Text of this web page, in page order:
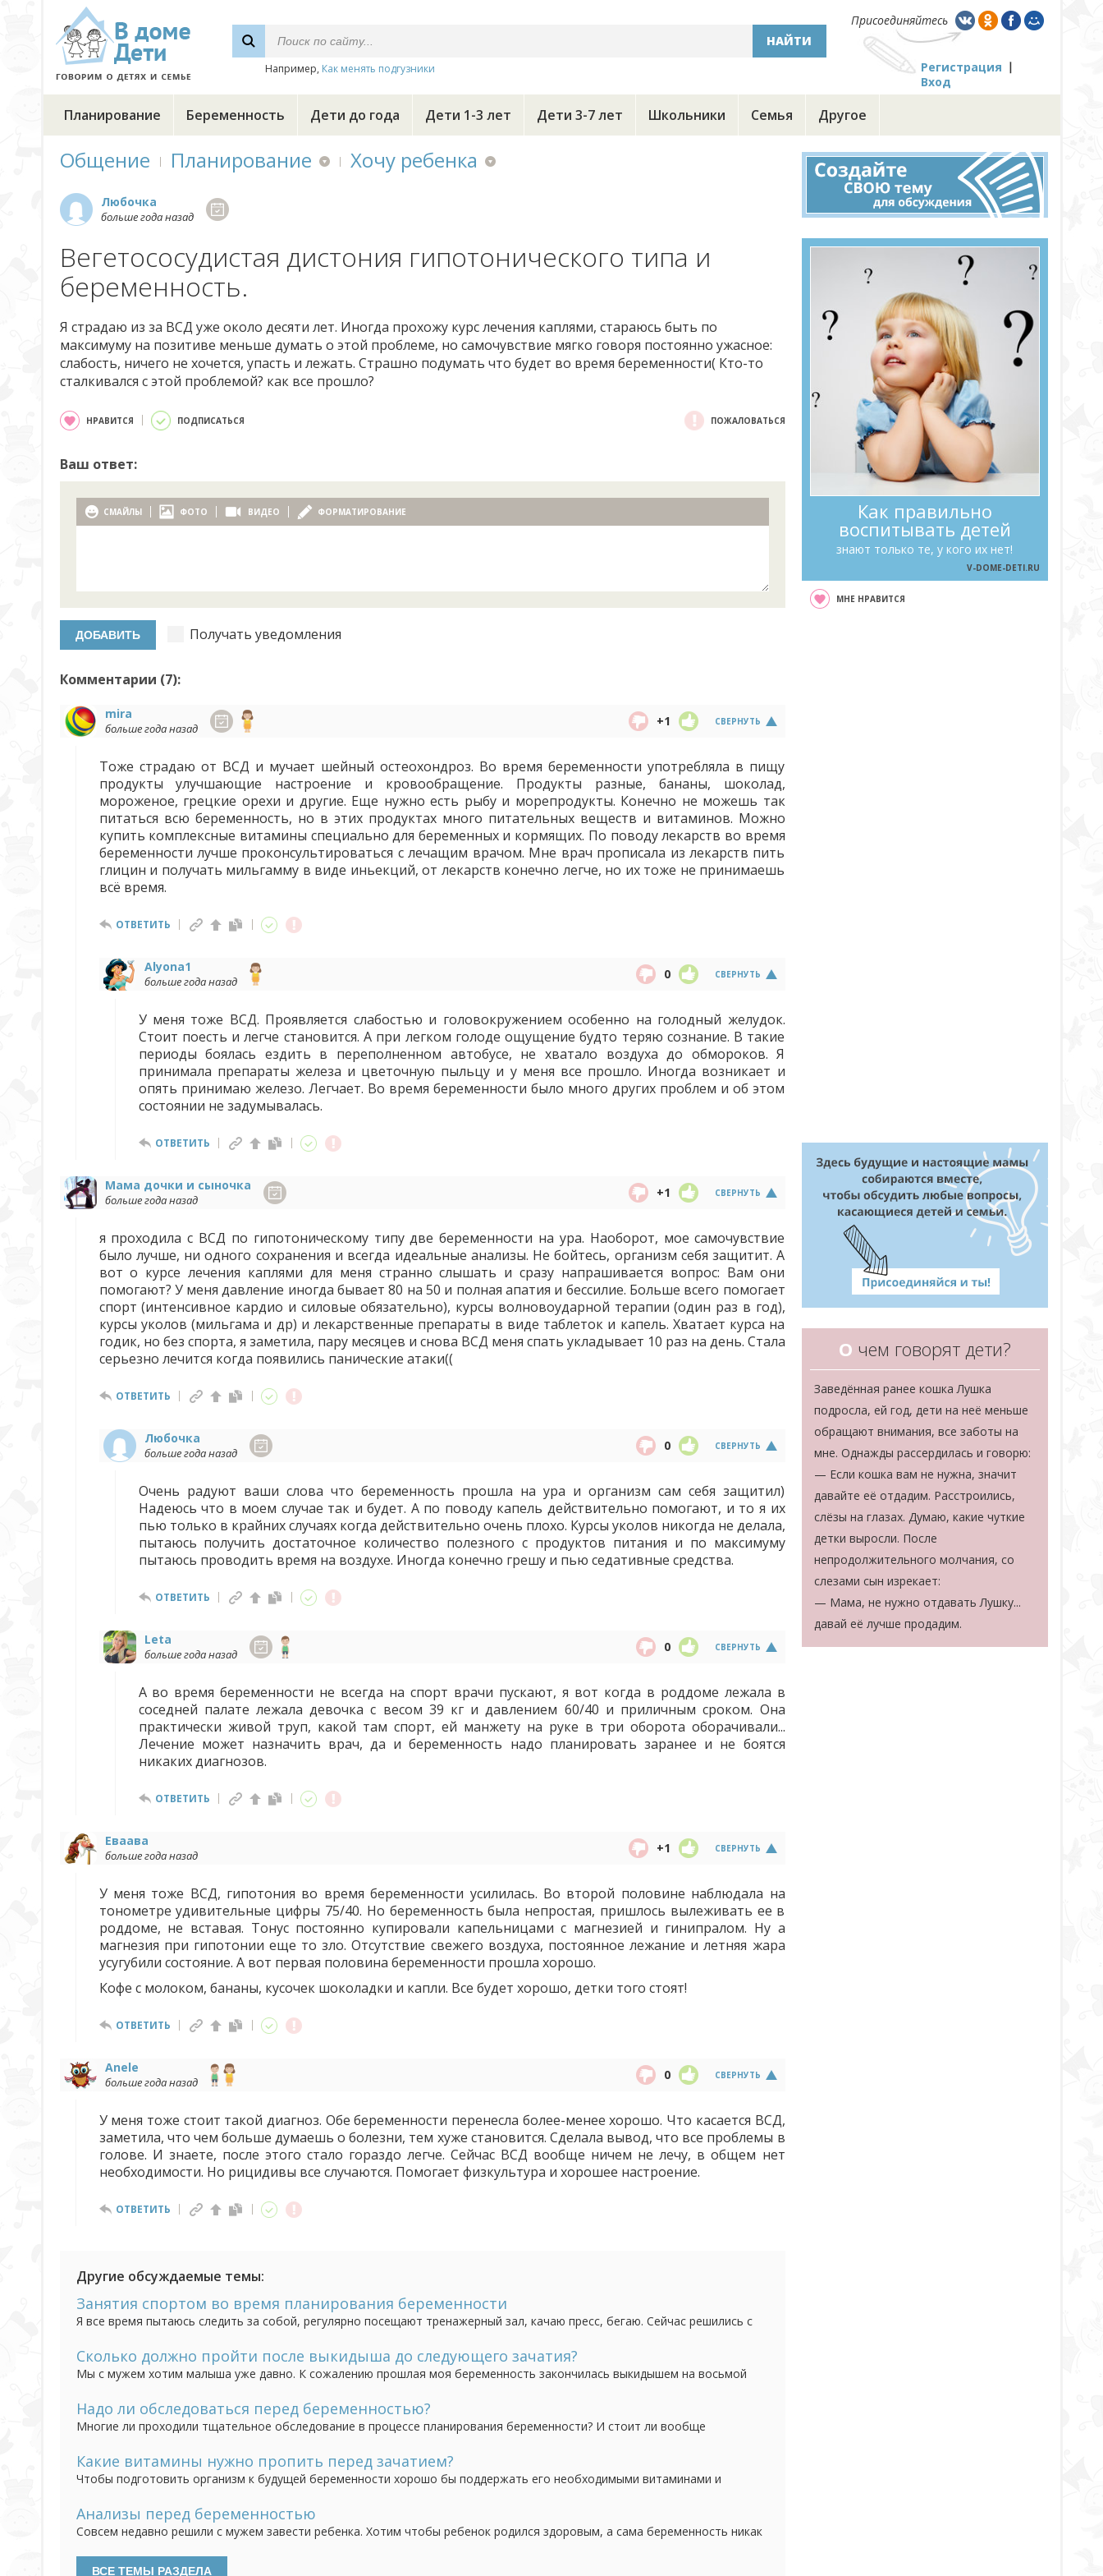
НАЙТИ
Например, Как менять подгузники
Присоединяйтесь
Регистрация
Вход
Планирование Беременность Дети до года Дети 1-3 лет Дети 3-7 лет Школьники Семья Другое
Общение Планирование Хочу ребенка
Любочка
больше года назад
Вегетососудистая дистония гипотонического типа и
беременность.
Я страдаю из за ВСД уже около десяти лет. Иногда прохожу курс лечения каплями, стараюсь быть по
максимуму на позитиве меньше думать о этой проблеме, но самочувствие мягко говоря постоянно ужасное:
слабость, ничего не хочется, упасть и лежать. Страшно подумать что будет во время беременности( Кто-то
сталкивался с этой проблемой? как все прошло?
НРАВИТСЯ ПОДПИСАТЬСЯ ПОЖАЛОВАТЬСЯ
Ваш ответ:
СМАЙЛЫ ФОТО ВИДЕО ФОРМАТИРОВАНИЕ
Получать уведомления
Комментарии (7):
mira
больше года назад СВЕРНУТЬ
+1
Тоже страдаю от ВСД и мучает шейный остеохондроз. Во время беременности употребляла в пищу
продукты улучшающие настроение и кровообращение. Продукты разные, бананы, шоколад,
мороженое, грецкие орехи и другие. Еще нужно есть рыбу и морепродукты. Конечно не можешь так
питаться всю беременность, но в этих продуктах много питательных веществ и витаминов. Можно
купить комплексные витамины специально для беременных и кормящих. По поводу лекарств во время
беременности лучше проконсультироваться с лечащим врачом. Мне врач прописала из лекарств пить
глицин и получать мильгамму в виде иньекций, от лекарств конечно легче, но их тоже не принимаешь
всё время.
ОТВЕТИТЬ
Alyona1
больше года назад СВЕРНУТЬ
0
У меня тоже ВСД. Проявляется слабостью и головокружением особенно на голодный желудок.
Стоит поесть и легче становится. А при легком голоде ощущение будто теряю сознание. В такие
периоды боялась ездить в переполненном автобусе, не хватало воздуха до обмороков. Я
принимала препараты железа и цветочную пыльцу и у меня все прошло. Иногда возникает и
опять принимаю железо. Легчает. Во время беременности было много других проблем и об этом
состоянии не задумывалась.
ОТВЕТИТЬ
Мама дочки и сыночка
больше года назад СВЕРНУТЬ
+1
я проходила с ВСД по гипотоническому типу две беременности на ура. Наоборот, мое самочувствие
было лучше, ни одного сохранения и всегда идеальные анализы. Не бойтесь, организм себя защитит. А
вот о курсе лечения каплями для меня странно слышать и сразу напрашивается вопрос: Вам они
помогают? У меня давление иногда бывает 80 на 50 и полная апатия и бессилие. Больше всего помогает
спорт (интенсивное кардио и силовые обязательно), курсы волновоударной терапии (один раз в год),
курсы уколов (мильгама и др) и лекарственные препараты в виде таблеток и капель. Хватает курса на
годик, но без спорта, я заметила, пару месяцев и снова ВСД меня спать укладывает 10 раз на день. Стала
серьезно лечится когда появились панические атаки((
ОТВЕТИТЬ
Любочка
больше года назад СВЕРНУТЬ
0
Очень радуют ваши слова что беременность прошла на ура и организм сам себя защитил)
Надеюсь что в моем случае так и будет. А по поводу капель действительно помогают, и то я их
пью только в крайних случаях когда действительно очень плохо. Курсы уколов никогда не делала,
пытаюсь получить достаточное количество полезного с продуктов питания и по максимуму
пытаюсь проводить время на воздухе. Иногда конечно грешу и пью седативные средства.
ОТВЕТИТЬ
Leta
больше года назад СВЕРНУТЬ
0
А во время беременности не всегда на спорт врачи пускают, я вот когда в роддоме лежала в
соседней палате лежала девочка с весом 39 кг и давлением 60/40 и приличным сроком. Она
практически живой труп, какой там спорт, ей манжету на руке в три оборота оборачивали...
Лечение может назначить врач, да и беременность надо планировать заранее и не боятся
никаких диагнозов.
ОТВЕТИТЬ
Еваава
больше года назад СВЕРНУТЬ
+1
У меня тоже ВСД, гипотония во время беременности усилилась. Во второй половине наблюдала на
тонометре удивительные цифры 75/40. Но беременность была непростая, пришлось вылеживать ее в
роддоме, не вставая. Тонус постоянно купировали капельницами с магнезией и гинипралом. Ну а
магнезия при гипотонии еще то зло. Отсутствие свежего воздуха, постоянное лежание и летняя жара
усугубили состояние. А вот первая половина беременности прошла хорошо.
Кофе с молоком, бананы, кусочек шоколадки и капли. Все будет хорошо, детки того стоят!
ОТВЕТИТЬ
Anele
больше года назад СВЕРНУТЬ
0
У меня тоже стоит такой диагноз. Обе беременности перенесла более-менее хорошо. Что касается ВСД,
заметила, что чем больше думаешь о болезни, тем хуже становится. Сделала вывод, что все проблемы в
голове. И знаете, после этого стало гораздо легче. Сейчас ВСД вообще ничем не лечу, в общем нет
необходимости. Но рицидивы все случаются. Помогает физкультура и хорошее настроение.
ОТВЕТИТЬ
Другие обсуждаемые темы:
Занятия спортом во время планирования беременности
Я все время пытаюсь следить за собой, регулярно посещают тренажерный зал, качаю пресс, бегаю. Сейчас решились с
плоду еще до того как я узнаю, что я беременна?
Сколько должно пройти после выкидыша до следующего зачатия?
Мы с мужем хотим малыша уже давно. К сожалению прошлая моя беременность закончилась выкидышем на восьмой
Надо ли обследоваться перед беременностью?
Многие ли проходили тщательное обследование в процессе планирования беременности? И стоит ли вообще
с зачатием. С одной стороны, можно подстраховаться. Но с другой, тысячи пар заводят деток без...
Какие витамины нужно пропить перед зачатием?
Чтобы подготовить организм к будущей беременности хорошо бы поддержать его необходимыми витаминами и
кормящих, но не видела комплексов для планирующих беременность. Такие комплексы бывают вообще?
Анализы перед беременностью
Совсем недавно решили с мужем завести ребенка. Хотим чтобы ребенок родился здоровым, а сама беременность никак
родителями здорового и целого малыша? И также можно ли их делать в обычных поликлиниках, или...
Как правильно
воспитывать детей
знают только те, у кого их нет!
V-DOME-DETI.RU
МНЕ НРАВИТСЯ
О чем говорят дети?
Заведённая ранее кошка Лушка
подросла, ей год, дети на неё меньше
обращают внимания, все заботы на
мне. Однажды рассердилась и говорю:
— Если кошка вам не нужна, значит
давайте её отдадим. Расстроились,
слёзы на глазах. Думаю, какие чуткие
детки выросли. После
непродолжительного молчания, со
слезами сын изрекает:
— Мама, не нужно отдавать Лушку...
давай её лучше продадим.